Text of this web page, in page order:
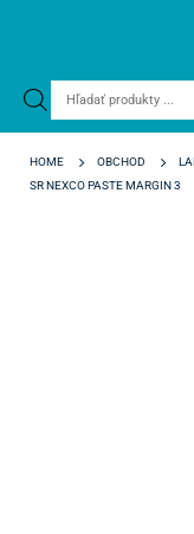
Products
HOME OBCHOD
SR NEXCO PASTE MARGIN 3